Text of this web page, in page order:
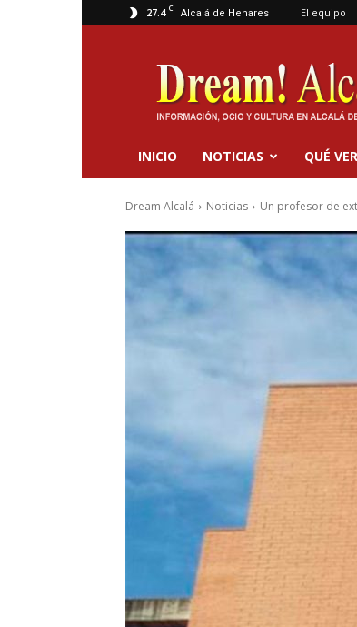
27.4 C Alcalá de Henares El equipo
Dream
Alcalá
INICIO NOTICIAS QUÉ VER
Dream Alcalá Noticias Un profesor de